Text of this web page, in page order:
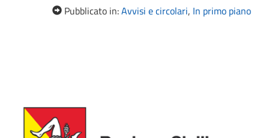
Pubblicato in:Avvisi e circolari, In primo piano